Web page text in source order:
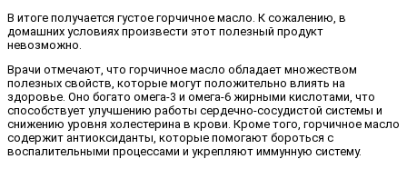
В итоге получается густое горчичное масло. К сожалению, в
домашних условиях произвести этот полезный продукт
невозможно.
Врачи отмечают, что горчичное масло обладает множеством
полезных свойств, которые могут положительно влиять на
здоровье. Оно богато омега-3 и омега-6 жирными кислотами, что
способствует улучшению работы сердечно-сосудистой системы и
снижению уровня холестерина в крови. Кроме того, горчичное масло
содержит антиоксиданты, которые помогают бороться с
воспалительными процессами и укрепляют иммунную систему.